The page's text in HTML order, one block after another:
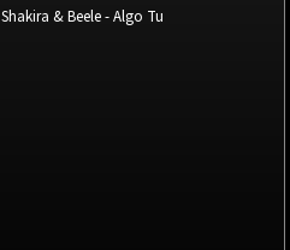
Shakira & Beele - Algo Tu